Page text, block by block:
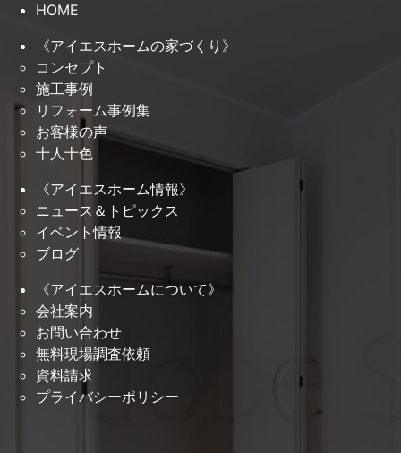
HOME
《アイエスホームの家づくり》
コンセプト
施工事例
リフォーム事例集
お客様の声
十人十色
《アイエスホーム情報》
ニュース＆トピックス
イベント情報
ブログ
《アイエスホームについて》
会社案内
お問い合わせ
無料現場調査依頼
資料請求
プライバシーポリシー